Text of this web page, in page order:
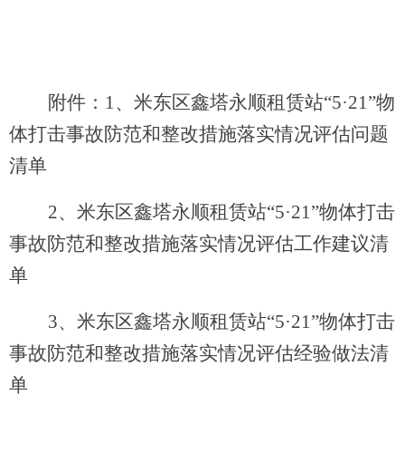
附件： 1、 米东区鑫塔永顺租赁站“5·21”物
体打击事故防范和整改措施落实情况评估问题
清单
2、 米东区鑫塔永顺租赁站“5·21”物体打击
事故防范和整改措施落实情况评估工作建议清
单
3、 米东区鑫塔永顺租赁站“5·21”物体打击
事故防范和整改措施落实情况评估经验做法清
单